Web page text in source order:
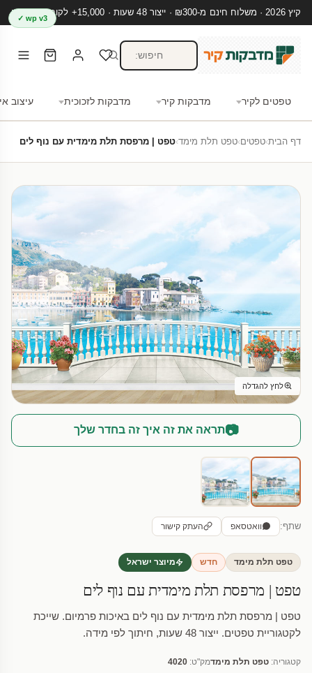
קיץ 2026 · משלוח חינם מ-₪300 · ייצור 48 שעות · 15,000+ לקוחות מרוצים
טפטים לקיר מדבקות קיר מדבקות לזכוכית עיצוב
wp v3 ✓
דף הבית›טפטים›טפט תלת מימד›טפט | מרפסת תלת מימדית עם נוף לים
לחץ להגדלה
📷תראה את זה איך זה בחדר שלך
שתף: וואטסאפ העתק קישור
טפט תלת מימד חדש מיוצר ישראל
טפט | מרפסת תלת מימדית עם נוף לים
טפט | מרפסת תלת מימדית עם נוף לים באיכות פרמיום. שייכת
לקטגוריית טפטים. ייצור 48 שעות, חיתוך לפי מידה.
קטגוריה: טפט תלת מימדמק"ט: 4020